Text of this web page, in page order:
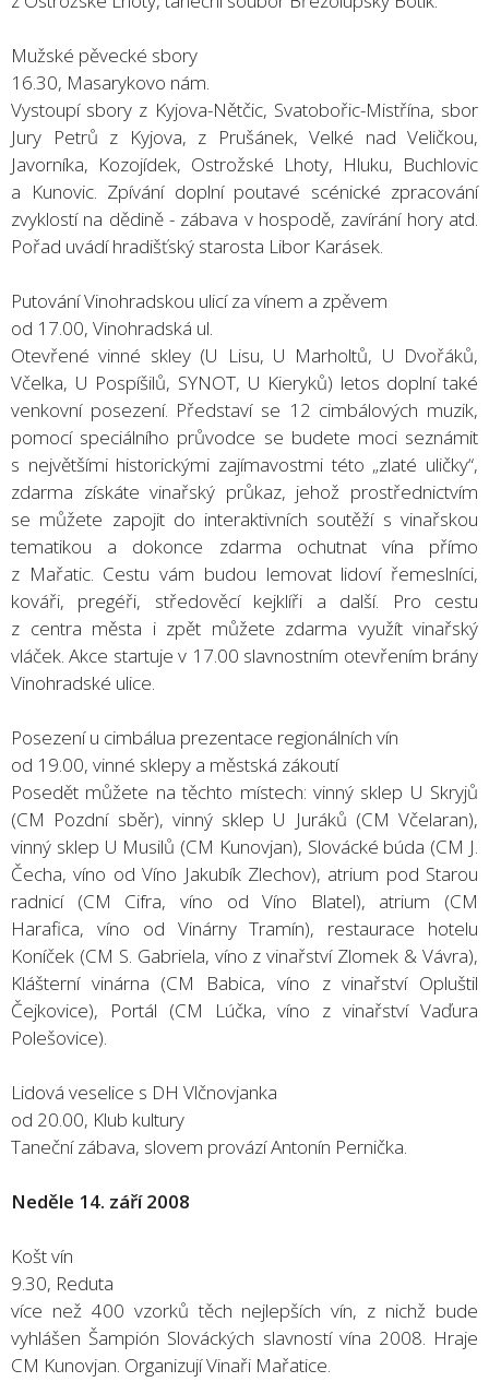
Mužské pěvecké sbory
16.30, Masarykovo nám.
Vystoupí sbory z Kyjova-Nětčic, Svatobořic-Mistřína, sbor
Jury Petrů z Kyjova, z Prušánek, Velké nad Veličkou,
Javorníka, Kozojídek, Ostrožské Lhoty, Hluku, Buchlovic
a Kunovic. Zpívání doplní poutavé scénické zpracování
zvyklostí na dědině - zábava v hospodě, zavírání hory atd.
Pořad uvádí hradišťský starosta Libor Karásek.
Putování Vinohradskou ulicí za vínem a zpěvem
od 17.00, Vinohradská ul.
Otevřené vinné skley (U Lisu, U Marholtů, U Dvořáků,
Včelka, U Pospíšilů, SYNOT, U Kieryků) letos doplní také
venkovní posezení. Představí se 12 cimbálových muzik,
pomocí speciálního průvodce se budete moci seznámit
s největšími historickými zajímavostmi této „zlaté uličky“,
zdarma získáte vinařský průkaz, jehož prostřednictvím
se můžete zapojit do interaktivních soutěží s vinařskou
tematikou a dokonce zdarma ochutnat vína přímo
z Mařatic. Cestu vám budou lemovat lidoví řemeslníci,
kováři, pregéři, středověcí kejklíři a další. Pro cestu
z centra města i zpět můžete zdarma využít vinařský
vláček. Akce startuje v 17.00 slavnostním otevřením brány
Vinohradské ulice.
Posezení u cimbálua prezentace regionálních vín
od 19.00, vinné sklepy a městská zákoutí
Posedět můžete na těchto místech: vinný sklep U Skryjů
(CM Pozdní sběr), vinný sklep U Juráků (CM Včelaran),
vinný sklep U Musilů (CM Kunovjan), Slovácké búda (CM J.
Čecha, víno od Víno Jakubík Zlechov), atrium pod Starou
radnicí (CM Cifra, víno od Víno Blatel), atrium (CM
Harafica, víno od Vinárny Tramín), restaurace hotelu
Koníček (CM S. Gabriela, víno z vinařství Zlomek & Vávra),
Klášterní vinárna (CM Babica, víno z vinařství Opluštil
Čejkovice), Portál (CM Lúčka, víno z vinařství Vaďura
Polešovice).
Lidová veselice s DH Vlčnovjanka
od 20.00, Klub kultury
Taneční zábava, slovem provází Antonín Pernička.
Neděle 14. září 2008
Košt vín
9.30, Reduta
více než 400 vzorků těch nejlepších vín, z nichž bude
vyhlášen Šampión Slováckých slavností vína 2008. Hraje
CM Kunovjan. Organizují Vinaři Mařatice.